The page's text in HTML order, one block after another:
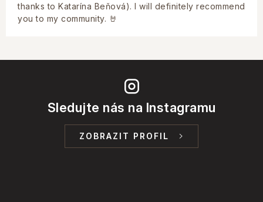
thanks to Katarína Beňová). I will definitely recommend
you to my community. 🤘
Sledujte nás na Instagramu
ZOBRAZIT PROFIL